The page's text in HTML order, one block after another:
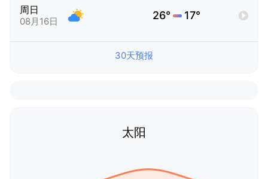
周日
08月16日 26° 17°
30天预报
太阳